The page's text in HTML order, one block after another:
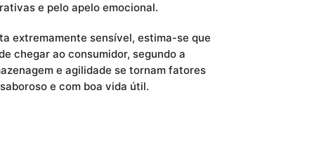
e pelo apelo emocional.
extremamente sensível, estima-se que
chegar ao consumidor, segundo a
e agilidade se tornam fatores
e com boa vida útil.